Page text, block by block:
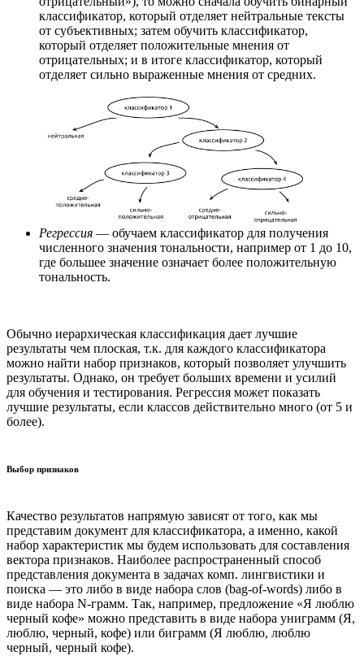
классификатор, который отделяет нейтральные тексты
от субъективных; затем обучить классификатор,
который отделяет положительные мнения от
отрицательных; и в итоге классификатор, который
отделяет сильно выраженные мнения от средних.
Регрессия — обучаем классификатор для получения
численного значения тональности, например от 1 до 10,
где большее значение означает более положительную
тональность.
Обычно иерархическая классификация дает лучшие
результаты чем плоская, т.к. для каждого классификатора
можно найти набор признаков, который позволяет улучшить
результаты. Однако, он требует больших времени и усилий
для обучения и тестирования. Регрессия может показать
лучшие результаты, если классов действительно много (от 5 и
более).
Выбор признаков
Качество результатов напрямую зависят от того, как мы
представим документ для классификатора, а именно, какой
набор характеристик мы будем использовать для составления
вектора признаков. Наиболее распространенный способ
представления документа в задачах комп. лингвистики и
поиска — это либо в виде набора слов (bag-of-words) либо в
виде набора N-грамм. Так, например, предложение «Я люблю
черный кофе» можно представить в виде набора униграмм (Я,
люблю, черный, кофе) или биграмм (Я люблю, люблю
черный, черный кофе).